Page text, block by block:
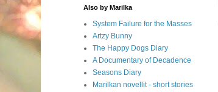
Also by Marilka
System Failure for the Masses
Artzy Bunny
The Happy Dogs Diary
A Documentary of Decadence
Seasons Diary
Marilkan novellit - short stories